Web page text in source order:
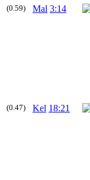
(0.59) Mal 3:14
(0.47) Kel 18:21